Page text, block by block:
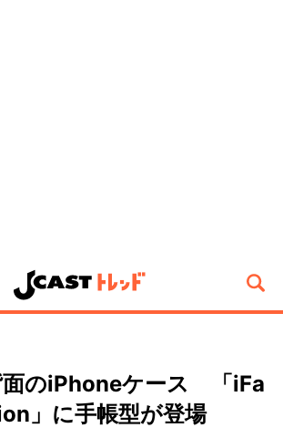
面のiPhoneケース 「iFa
」に手帳型が登場